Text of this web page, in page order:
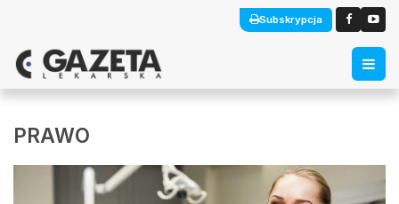
Subskrypcja
PRAWO